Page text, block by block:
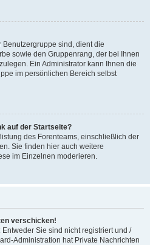
sind, dient die
sowie den Gruppenrang, der bei Ihnen
Ein Administrator kann Ihnen die
im persönlichen Bereich selbst
auf der Startseite?
des Forenteams, einschließlich der
Sie finden hier auch weitere
im Einzelnen moderieren.
verschicken!
Sie sind nicht registriert und /
Administration hat Private Nachrichten